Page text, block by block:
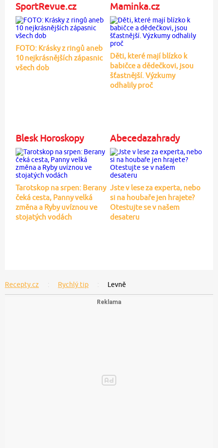
SportRevue.cz
FOTO: Krásky z ringů aneb
10 nejkrásnějších zápasnic
všech dob
Maminka.cz
Děti, které mají blízko k
babičce a dědečkovi, jsou
šťastnější. Výzkumy
odhalily proč
Blesk Horoskopy
Tarotskop na srpen: Berany
čeká cesta, Panny velká
změna a Ryby uvíznou ve
stojatých vodách
Abecedazahrady
Jste v lese za experta, nebo
si na houbaře jen hrajete?
Otestujte se v našem
desateru
Recepty.cz Rychlý tip Levně